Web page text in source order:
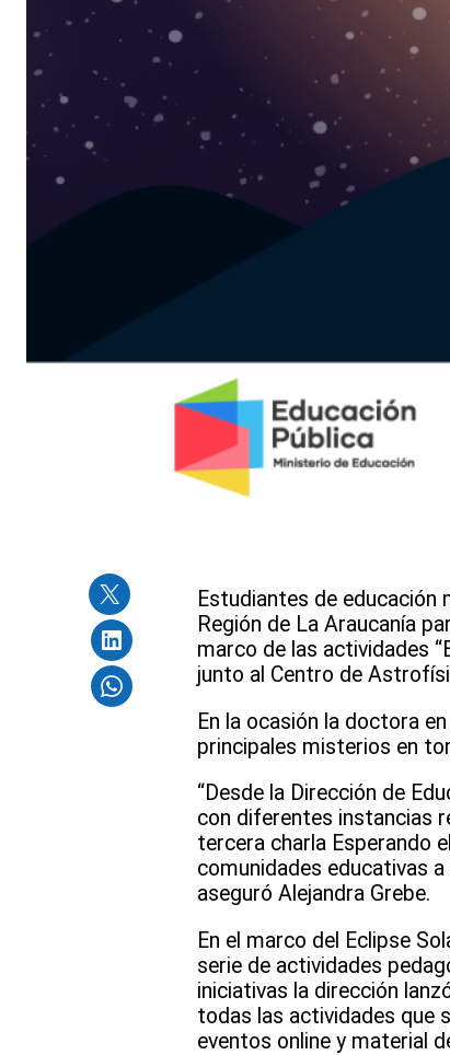
Estudiantes de educación
Región de La Araucanía
marco de las actividades
junto al Centro de
En la ocasión la doctora
principales misterios en
“Desde la Dirección de
con diferentes instancias
tercera charla Esperando
comunidades educativas
aseguró Alejandra Grebe.
En el marco del Eclipse
serie de actividades
iniciativas la dirección
todas las actividades que
eventos online y material